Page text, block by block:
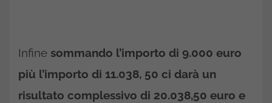
Infine sommando l’importo di 9.000 euro
più l’importo di 11.038, 50 ci darà un
risultato complessivo di 20.038,50 euro e